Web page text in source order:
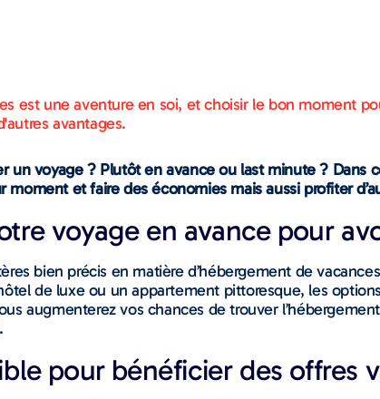
est une aventure en soi, et choisir le bon moment
avantages.
un voyage ? Plutôt en avance ou last minute ?
moment et faire des économies mais aussi profiter
voyage en avance pour
bien précis en matière d’hébergement de
de luxe ou un appartement pittoresque, les
augmenterez vos chances de trouver
pour bénéficier des offres